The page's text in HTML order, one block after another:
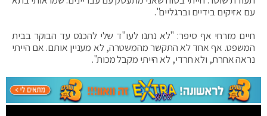
עם אזיקים בידיים וברגליים".
חיים מזרחי אף סיפר: "לא נתנו לעו"ד שלי להכנס עד הבוקר בבית
המשפט. אף אחד לא התקשר מהמשטרה, לא מעניין אותם. אם הייתי
נראה אחרת, ולא חרדי, לא הייתי מקבל מכות".